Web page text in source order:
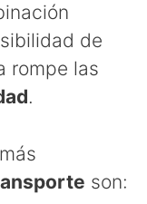
de
rompe las
.
más
son: